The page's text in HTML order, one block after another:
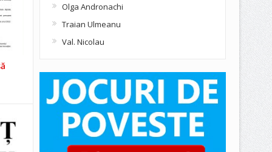
Olga Andronachi
Traian Ulmeanu
Val. Nicolau